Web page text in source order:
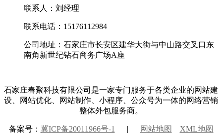
联系人：刘经理
联系电话：15176112984
公司地址：石家庄市长安区建华大街与中山路交叉口东
南角新世纪钻石商务广场A座
石家庄春聚科技有限公司是一家专门服务于各类企业的网站建
设、网站优化、网站制作、小程序、公众号为一体的网络营销
整体外包服务商。
备案号： 冀ICP备20011966号-1 | 网站地图 XML地图